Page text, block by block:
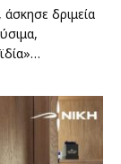
δριμεία